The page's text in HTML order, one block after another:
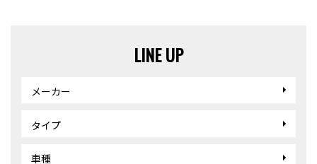
LINE UP
メーカー
タイプ
車種